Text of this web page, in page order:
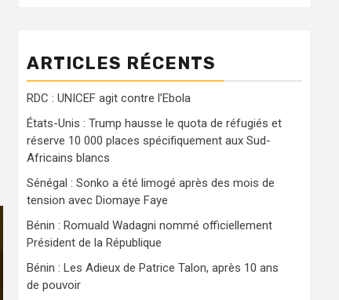
ARTICLES RÉCENTS
RDC : UNICEF agit contre l’Ebola
États-Unis : Trump hausse le quota de réfugiés et
réserve 10 000 places spécifiquement aux Sud-
Africains blancs
Sénégal : Sonko a été limogé après des mois de
tension avec Diomaye Faye
Bénin : Romuald Wadagni nommé officiellement
Président de la République
Bénin : Les Adieux de Patrice Talon, après 10 ans
de pouvoir